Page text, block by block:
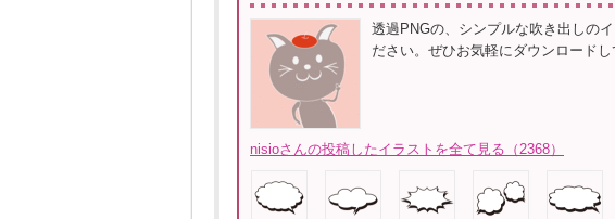
透過PNGの、シンプルな吹き出しの
ださい。ぜひお気軽にダウンロードし
nisioさんの投稿したイラストを全て見る（2368）